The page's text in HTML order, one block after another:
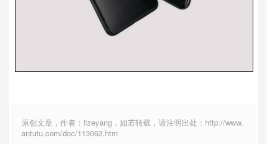
原创文章，作者：lizeyang，如若转载，请注明出处：http://www.
antutu.com/doc/113662.htm